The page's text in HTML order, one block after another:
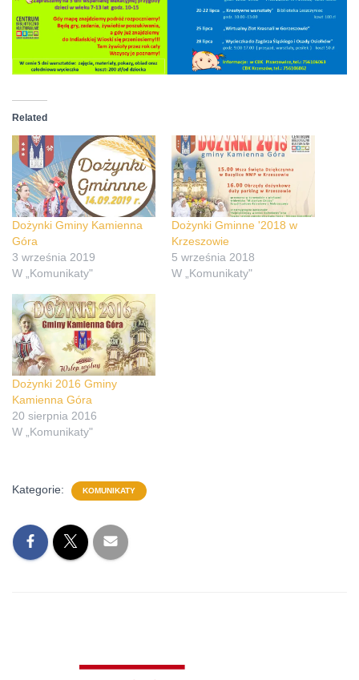
Related
Dożynki Gminy Kamienna
Góra
3 września 2019
W „Komunikaty"
Dożynki Gminne '2018 w
Krzeszowie
5 września 2018
W „Komunikaty"
Dożynki 2016 Gminy
Kamienna Góra
20 sierpnia 2016
W „Komunikaty"
Kategorie: KOMUNIKATY